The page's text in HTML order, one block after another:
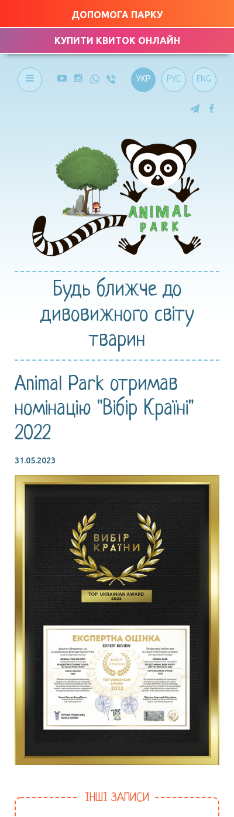
ДОПОМОГА ПАРКУ
КУПИТИ КВИТОК ОНЛАЙН
ENG
РУС
УКР
Будь ближчедо
дивовижного світу
тварин
Animal Park отримав
номінацію "Вібір Країні"
2022
31.05.2023
ІНШІ ЗАПИСИ